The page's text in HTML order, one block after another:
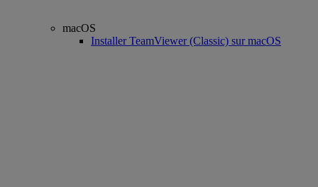
macOS
Installer TeamViewer (Classic) sur macOS